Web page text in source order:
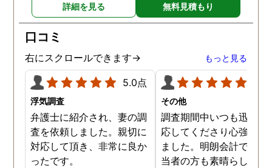
詳細を見る 無料見積もり
口コミ
右にスクロールできます→ もっと見る
5.0点
浮気調査
弁護士に紹介され、妻の調
査を依頼しました。親切に
対応して頂き、非常に良か
ったです。
その他
調査期間中いつも迅速に
応してくださり心強く感
ました。明朗会計ですし
当者の方も素晴らしく依